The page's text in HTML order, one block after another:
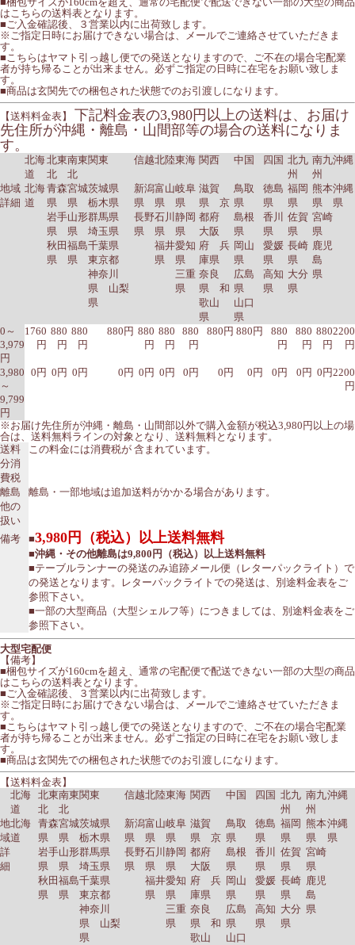
はこちらの送料表となります。
■ご入金確認後、３営業以内に出荷致します。
※ご指定日時にお届けできない場合は、メールでご連絡させていただきま
す。
■こちらはヤマト引っ越し便での発送となりますので、ご不在の場合宅配業
者が持ち帰ることが出来ません。必ずご指定の日時に在宅をお願い致しま
す。
■商品は玄関先での梱包された状態でのお引渡しになります。
【送料料金表】
下記料金表の3,980円以上の送料は、お届け
先住所が沖縄・離島・山間部等の場合の送料になりま
す。
北海
道
北東
北
南東
北
関東 信越北陸東海 関西 中国 四国 北九
州
南九
州
沖縄
地域
詳細
北海
道
青森
県
岩手
県
秋田
県
宮城
県
山形
県
福島
県
茨城県
栃木県
群馬県
埼玉県
千葉県
東京都
神奈川
県 山梨
県
新潟
県
長野
県
富山
県
石川
県
福井
県
岐阜
県
静岡
県
愛知
県
三重
県
滋賀
県 京
都府
大阪
府 兵
庫県
奈良
県 和
歌山
県
鳥取
県
島根
県
岡山
県
広島
県
山口
県
徳島
県
香川
県
愛媛
県
高知
県
福岡
県
佐賀
県
長崎
県
大分
県
熊本
県
宮崎
県
鹿児
島
県
沖縄
県
0～
3,979
円
1760
円
880
円
880
円
880円 880
円
880
円
880
円
880円 880円
880
円
880
円
880
円
2200
円
3,980
～
9,799
円
0円 0円 0円 0円 0円 0円 0円 0円 0円 0円 0円 0円2200
円
※お届け先住所が沖縄・離島・山間部以外で購入金額が税込3,980円以上の場
合は、送料無料ラインの対象となり、送料無料となります。
送料
分消
費税
この料金には消費税が 含まれています。
離島
他の
扱い
離島・一部地域は追加送料がかかる場合があります。
備考 ■3,980円（税込）以上送料無料
■沖縄・その他離島は9,800円（税込）以上送料無料
■テーブルランナーの発送のみ追跡メール便（レターパックライト）で
の発送となります。レターパックライトでの発送は、別途料金表をご
参照下さい。
■一部の大型商品（大型シェルフ等）につきましては、別途料金表をご
参照下さい。
大型宅配便
【備考】
■梱包サイズが160cmを超え、通常の宅配便で配送できない一部の大型の商品
はこちらの送料表となります。
■ご入金確認後、３営業以内に出荷致します。
※ご指定日時にお届けできない場合は、メールでご連絡させていただきま
す。
■こちらはヤマト引っ越し便での発送となりますので、ご不在の場合宅配業
者が持ち帰ることが出来ません。必ずご指定の日時に在宅をお願い致しま
す。
■商品は玄関先での梱包された状態でのお引渡しになります。
【送料料金表】
北海
道
北東
北
南東
北
関東 信越北陸東海 関西 中国 四国 北九
州
南九
州
沖縄
地
域
詳
細
北海
道
青森
県
岩手
県
秋田
県
宮城
県
山形
県
福島
県
茨城県
栃木県
群馬県
埼玉県
千葉県
東京都
神奈川
県 山梨
県
新潟
県
長野
県
富山
県
石川
県
福井
県
岐阜
県
静岡
県
愛知
県
三重
県
滋賀
県 京
都府
大阪
府 兵
庫県
奈良
県 和
歌山
鳥取
県
島根
県
岡山
県
広島
県
山口
徳島
県
香川
県
愛媛
県
高知
県
福岡
県
佐賀
県
長崎
県
大分
県
熊本
県
宮崎
県
鹿児
島
県
沖縄
県